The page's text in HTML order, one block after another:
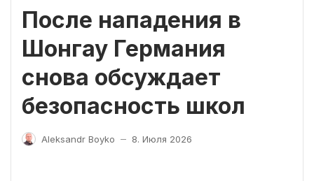
После нападения в
Шонгау Германия
снова обсуждает
безопасность школ
Aleksandr Boyko — 8. Июля 2026